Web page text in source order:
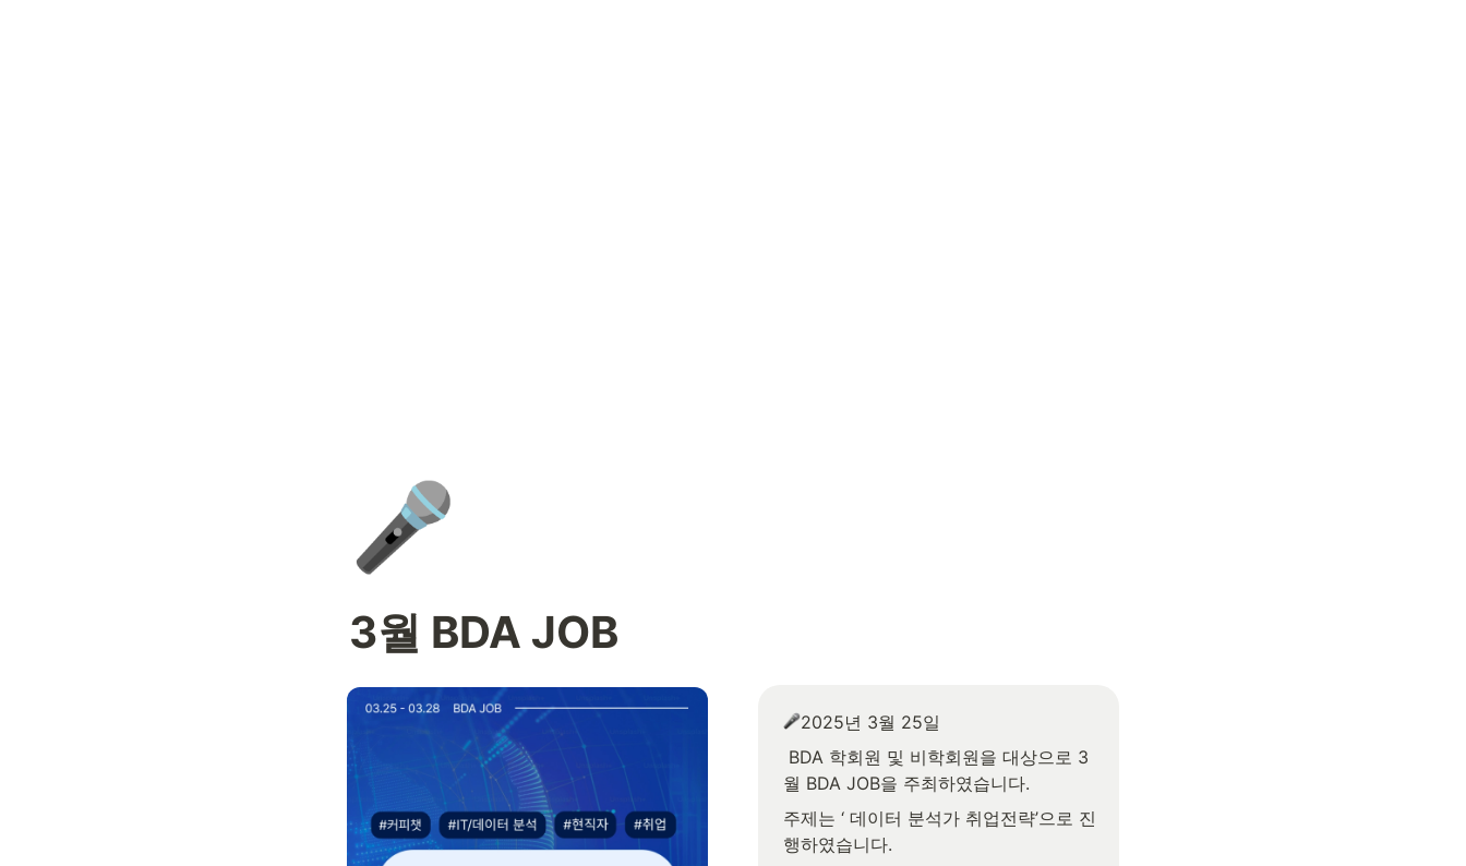
🎤
3월 BDA JOB
2025년 3월 25일
월 BDA JOB을 주최하였습니다.
주제는 ‘ 데이터 분석가 취업전략’으로 진
행하였습니다.